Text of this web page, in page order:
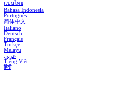
แบบไทย
Bahasa Indonesia
Português
简体中文
Italiano
Deutsch
Français
Türkçe
Melayu
عربي
Tiếng Việt
हिंदी